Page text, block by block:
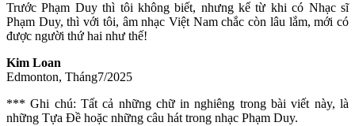
Trước Phạm Duy thì tôi không biết, nhưng kể từ khi có Nhạc sĩ
Phạm Duy, thì với tôi, âm nhạc Việt Nam chắc còn lâu lắm, mới có
được người thứ hai như thế!
Kim Loan
Edmonton, Tháng7/2025
*** Ghi chú: Tất cả những chữ in nghiêng trong bài viết này, là
những Tựa Đề hoặc những câu hát trong nhạc Phạm Duy.